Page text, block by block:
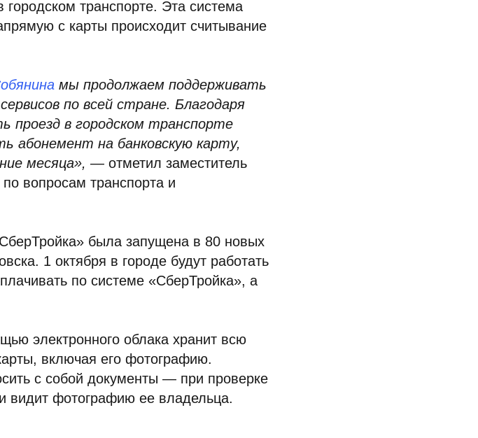
транспорте. Эта система
с карты происходит считывание
мы продолжаем поддерживать
по всей стране. Благодаря
проезд в городском транспорте
абонемент на банковскую карту,
месяца», — отметил заместитель
вопросам транспорта и
была запущена в 80 новых
1 октября в городе будут работать
по системе «СберТройка», а
электронного облака хранит всю
включая его фотографию.
с собой документы — при проверке
видит фотографию ее владельца.